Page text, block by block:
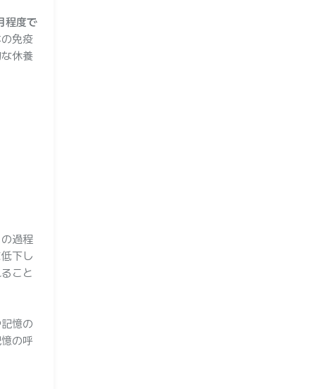
程度で
免疫
休養
過程
下し
こと
憶の
の呼